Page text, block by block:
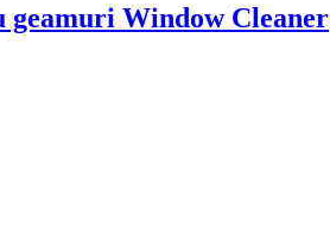
Window Cleaner